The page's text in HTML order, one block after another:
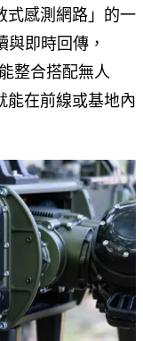
式感測網路」的一
即時回傳，
整合搭配無人
能在前線或基地內